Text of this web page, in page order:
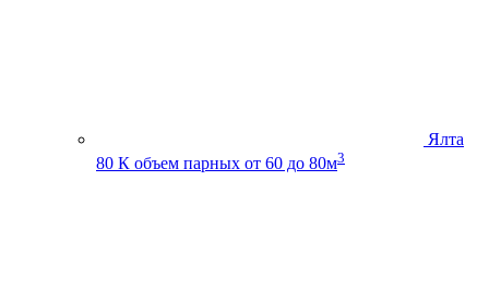
Ялта
80 К объем парных от 60 до 80м3